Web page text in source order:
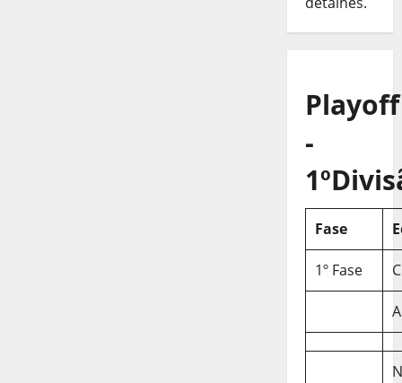
Playoff
-
Fase
1º Fase